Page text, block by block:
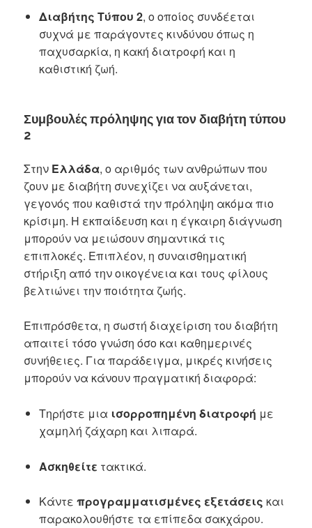
Διαβήτης Τύπου 2, ο οποίος συνδέεται
συχνά με παράγοντες κινδύνου όπως η
παχυσαρκία, η κακή διατροφή και η
καθιστική ζωή.
Συμβουλές πρόληψης για τον διαβήτη τύπου
2
Στην Ελλάδα, ο αριθμός των ανθρώπων που
ζουν με διαβήτη συνεχίζει να αυξάνεται,
γεγονός που καθιστά την πρόληψη ακόμα πιο
κρίσιμη. Η εκπαίδευση και η έγκαιρη διάγνωση
μπορούν να μειώσουν σημαντικά τις
επιπλοκές. Επιπλέον, η συναισθηματική
στήριξη από την οικογένεια και τους φίλους
βελτιώνει την ποιότητα ζωής.
Επιπρόσθετα, η σωστή διαχείριση του διαβήτη
απαιτεί τόσο γνώση όσο και καθημερινές
συνήθειες. Για παράδειγμα, μικρές κινήσεις
μπορούν να κάνουν πραγματική διαφορά:
Τηρήστε μια ισορροπημένη διατροφή με
χαμηλή ζάχαρη και λιπαρά.
Ασκηθείτε τακτικά.
Κάντε προγραμματισμένες εξετάσεις και
παρακολουθήστε τα επίπεδα σακχάρου.